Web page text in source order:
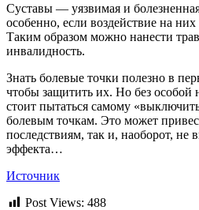
Суставы — уязвимая и болезненная
особенно, если воздействие на
Таким образом можно нанести
инвалидность.
Знать болевые точки полезно в
чтобы защитить их. Но без особой
стоит пытаться самому
болевым точкам. Это может
последствиям, так и, наоборот, не
эффекта…
Источник
Post Views: 488